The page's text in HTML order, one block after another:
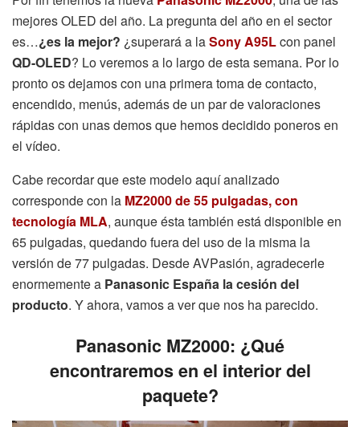
mejores OLED del año. La pregunta del año en el sector
es…¿es la mejor? ¿superará a laSony A95Lcon panel
QD-OLED? Lo veremos a lo largo de esta semana. Por lo
pronto os dejamos con una primera toma de contacto,
encendido, menús, además de un par de valoraciones
rápidas con unas demos que hemos decidido poneros en
el vídeo.
Cabe recordar que este modelo aquí analizado
corresponde con la MZ2000 de 55 pulgadas, con
tecnología MLA, aunque ésta también está disponible en
65 pulgadas, quedando fuera del uso de la misma la
versión de 77 pulgadas. Desde AVPasión, agradecerle
enormemente a Panasonic España la cesión del
producto. Y ahora, vamos a ver que nos ha parecido.
Panasonic MZ2000: ¿Qué
encontraremos en el interior del
paquete?